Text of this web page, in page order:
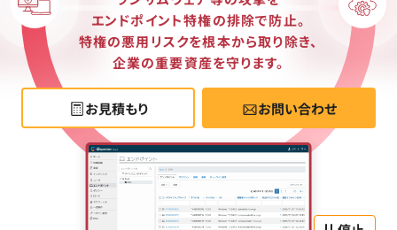
エンドポイント特権の排除で防止。
特権の悪用リスクを根本から取り除き、
企業の重要資産を守ります。
お見積もり お問い合わせ